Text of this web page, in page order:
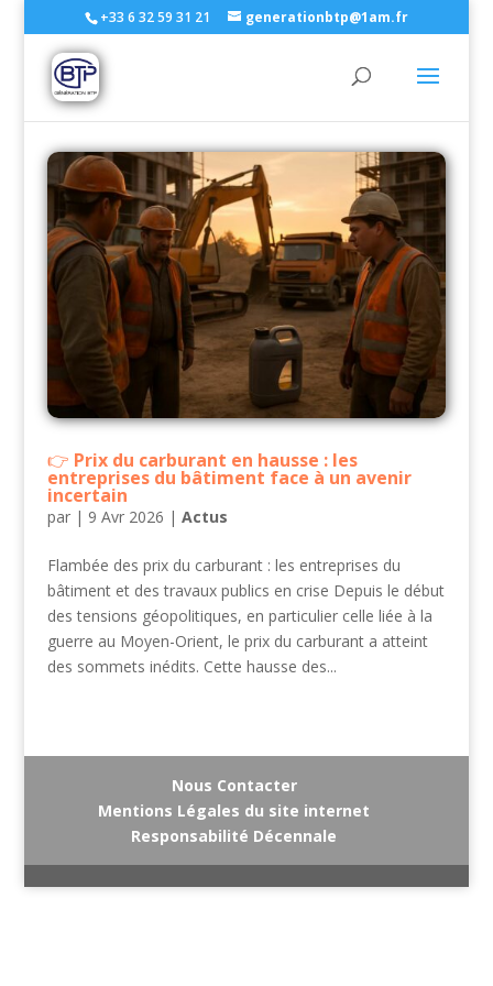
+33 6 32 59 31 21 generationbtp@1am.fr
Prix du carburant en hausse : les
entreprises du bâtiment face à un avenir
incertain
par | 9 Avr 2026 | Actus
Flambée des prix du carburant : les entreprises du
bâtiment et des travaux publics en crise Depuis le début
des tensions géopolitiques, en particulier celle liée à la
guerre au Moyen-Orient, le prix du carburant a atteint
des sommets inédits. Cette hausse des...
Nous Contacter
Mentions Légales du site internet
Responsabilité Décennale